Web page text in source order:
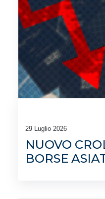
29 Luglio 2026
NUOVO
BORSE